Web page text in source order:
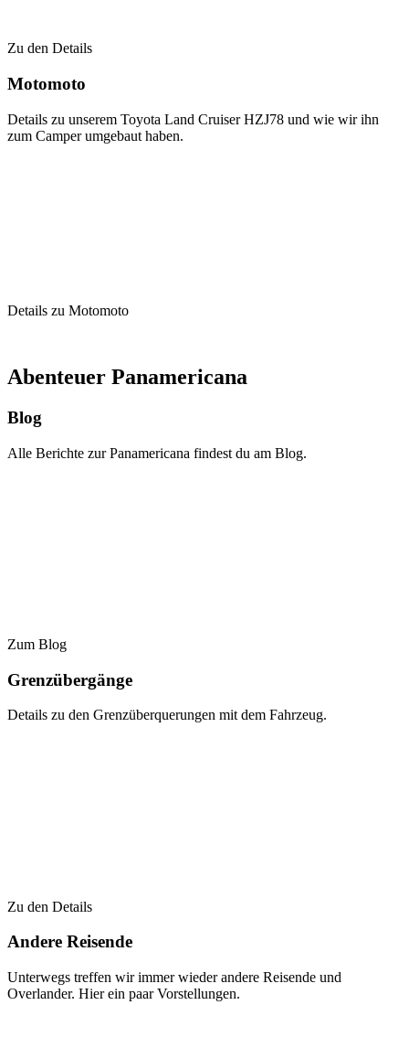
Zu den Details
Motomoto
Details zu unserem Toyota Land Cruiser HZJ78 und wie wir ihn
zum Camper umgebaut haben.
Details zu Motomoto
Abenteuer Panamericana
Blog
Alle Berichte zur Panamericana findest du am Blog.
Zum Blog
Grenzübergänge
Details zu den Grenzüberquerungen mit dem Fahrzeug.
Zu den Details
Andere Reisende
Unterwegs treffen wir immer wieder andere Reisende und
Overlander. Hier ein paar Vorstellungen.